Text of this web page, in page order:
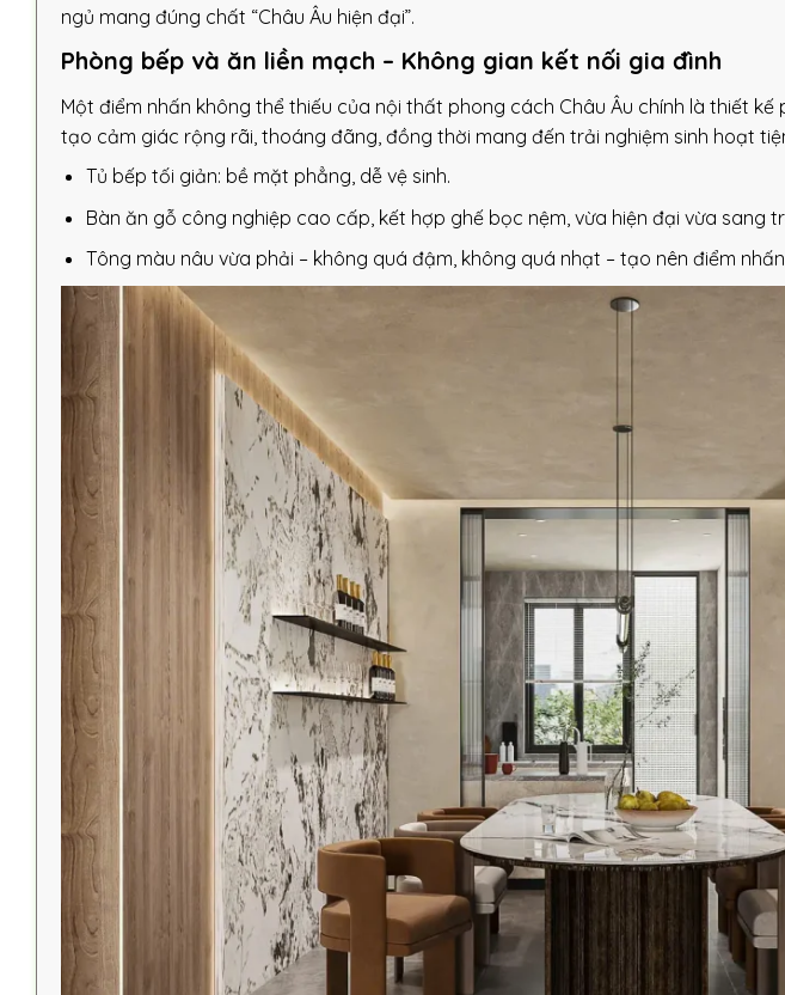
ngủ mang đúng chất “Châu Âu hiện đại”.
Phòng bếp và ăn liền mạch – Không gian kết nối gia đình
Một điểm nhấn không thể thiếu của nội thất phong cách Châu Âu chính là thiết kế
tạo cảm giác rộng rãi, thoáng đãng, đồng thời mang đến trải nghiệm sinh hoạt
Tủ bếp tối giản: bề mặt phẳng, dễ vệ sinh.
Bàn ăn gỗ công nghiệp cao cấp, kết hợp ghế bọc nệm, vừa hiện đại vừa sang
Tông màu nâu vừa phải – không quá đậm, không quá nhạt – tạo nên điểm